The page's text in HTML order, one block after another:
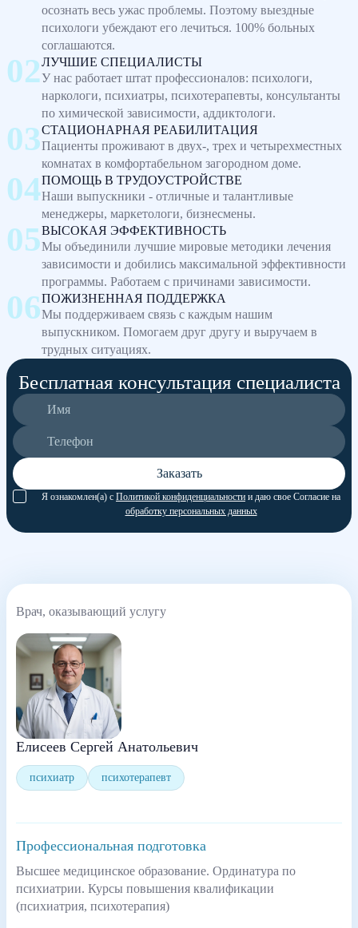
осознать весь ужас проблемы. Поэтому выездные
психологи убеждают его лечиться. 100% больных
соглашаются.
ЛУЧШИЕ СПЕЦИАЛИСТЫ
У нас работает штат профессионалов: психологи,
наркологи, психиатры, психотерапевты, консультанты
по химической зависимости, аддиктологи.
СТАЦИОНАРНАЯ РЕАБИЛИТАЦИЯ
Пациенты проживают в двух-, трех и четырехместных
комнатах в комфортабельном загородном доме.
ПОМОЩЬ В ТРУДОУСТРОЙСТВЕ
Наши выпускники - отличные и талантливые
менеджеры, маркетологи, бизнесмены.
ВЫСОКАЯ ЭФФЕКТИВНОСТЬ
Мы объединили лучшие мировые методики лечения
зависимости и добились максимальной эффективности
программы. Работаем с причинами зависимости.
ПОЖИЗНЕННАЯ ПОДДЕРЖКА
Мы поддерживаем связь с каждым нашим
выпускником. Помогаем друг другу и выручаем в
трудных ситуациях.
Бесплатная консультация специалиста
Заказать
Я ознакомлен(а) с Политикой конфиденциальности и даю свое Согласие на
обработку персональных данных
Врач, оказывающий услугу
Елисеев Сергей Анатольевич
психиатр психотерапевт
Профессиональная подготовка
Высшее медицинское образование. Ординатура по
психиатрии. Курсы повышения квалификации
(психиатрия, психотерапия)